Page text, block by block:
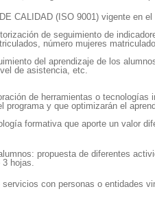
CALIDAD (ISO 9001) vigente en
de seguimiento de
número mujeres
del aprendizaje de los
de asistencia, etc.
de herramientas o
y que optimizarán el
formativa que aporte un valor
propuesta de diferentes
hojas.
con personas o entidades